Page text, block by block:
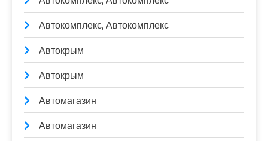
Автокомплекс, Автокомплекс
Автокрым
Автокрым
Автомагазин
Автомагазин